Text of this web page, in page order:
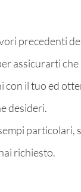
precedenti
assicurarti che
con il tuo ed
desideri.
particolari,
richiesto.